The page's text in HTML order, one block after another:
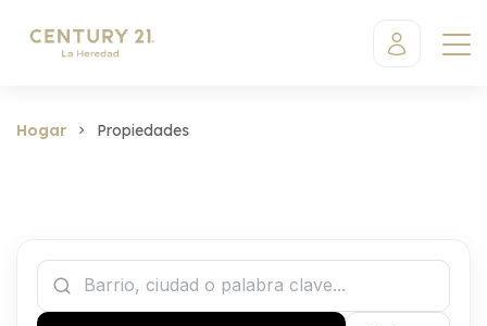
Hogar Propiedades